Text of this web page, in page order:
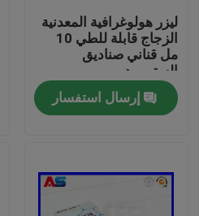
بيت
معلومات عنا
ليزر هولوغرافية المعدنية
الزجاج قابلة للطي 10
مل قناني صناديق
الستيرويد
إرسال استفسار